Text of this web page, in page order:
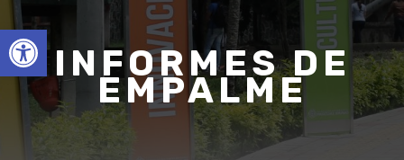
Open toolbar
INFORMES DE
EMPALME